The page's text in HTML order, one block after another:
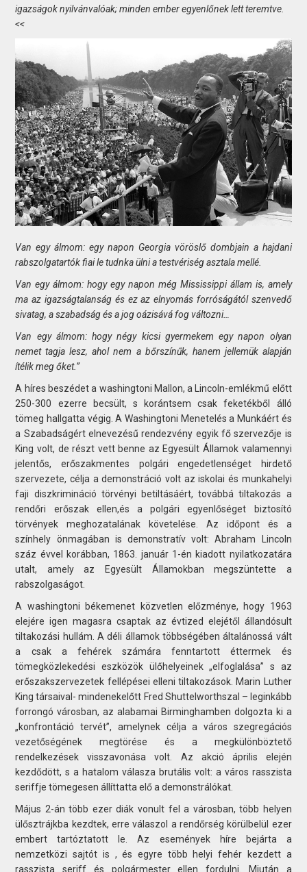
igazságok nyilvánvalóak; minden ember egyenlőnek lett teremtve.
<<
Van egy álmom: egy napon Georgia vöröslő dombjain a hajdani
rabszolgatartók fiai le tudnka ülni a testvériség asztala mellé.
Van egy álmom: hogy egy napon még Mississippi állam is, amely
ma az igazságtalanság és ez az elnyomás forróságától szenvedő
sivatag, a szabadság és a jog oázisává fog változni…
Van egy álmom: hogy négy kicsi gyermekem egy napon olyan
nemet tagja lesz, ahol nem a bőrszínűk, hanem jellemük alapján
ítélik meg őket.”
A híres beszédet a washingtoni Mallon, a Lincoln-emlékmű előtt
250-300 ezerre becsült, s korántsem csak feketékből álló
tömeg hallgatta végig. A Washingtoni Menetelés a Munkáért és
a Szabadságért elnevezésű rendezvény egyik fő szervezője is
King volt, de részt vett benne az Egyesült Államok valamennyi
jelentős, erőszakmentes polgári engedetlenséget hirdető
szervezete, célja a demonstráció volt az iskolai és munkahelyi
faji diszkrimináció törvényi betiltásáért, továbbá tiltakozás a
rendőri erőszak ellen,és a polgári egyenlőséget biztosító
törvények meghozatalának követelése. Az időpont és a
színhely önmagában is demonstratív volt: Abraham Lincoln
száz évvel korábban, 1863. január 1-én kiadott nyilatkozatára
utalt, amely az Egyesült Államokban megszüntette a
rabszolgaságot.
A washingtoni békemenet közvetlen előzménye, hogy 1963
elejére igen magasra csaptak az évtized elejétől állandósult
tiltakozási hullám. A déli államok többségében általánossá vált
a csak a fehérek számára fenntartott éttermek és
tömegközlekedési eszközök ülőhelyeinek „elfoglalása” s az
erőszakszervezetek fellépései elleni tiltakozások. Marin Luther
King társaival- mindenekelőtt Fred Shuttelworthszal – leginkább
forrongó városban, az alabamai Birminghamben dolgozta ki a
„konfrontáció tervét”, amelynek célja a város szegregációs
vezetőségének megtörése és a megkülönböztető
rendelkezések visszavonása volt. Az akció április elején
kezdődött, s a hatalom válasza brutális volt: a város rasszista
seriffje tömegesen állíttatta elő a demonstrálókat.
Május 2-án több ezer diák vonult fel a városban, több helyen
ülősztrájkba kezdtek, erre válaszol a rendőrség körülbelül ezer
embert tartóztatott le. Az események híre bejárta a
nemzetközi sajtót is , és egyre több helyi fehér kezdett a
rasszista seriff és polgármester ellen fordulni. Miután a